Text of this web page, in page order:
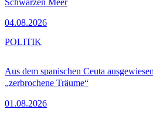
Schwarzen Meer
04.08.2026
Aus dem spanischen Ceuta
„zerbrochene Träume“
01.08.2026
POLITIK